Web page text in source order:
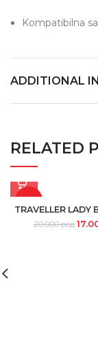
Kompatibilna
ADDITIONAL
RELATED
-15%
TRAVELLER
20.000рсд